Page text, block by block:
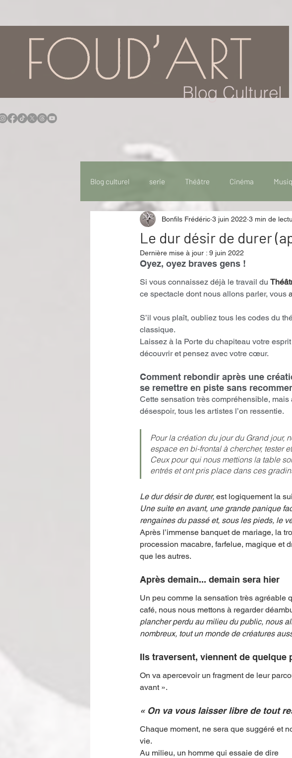
Blog Culturel
Blog culturel serie Théâtre Cinéma
Idées Sorties Idée de voyage
Performance Rire Récompense
Validé par Romane. Spécial Famille
Offre spéciale Annuaire Théâtre - Musée
Le dur désir de durer
Bonfils Frédéric 3 juin 2022 3 min de
Dernière mise à jour : 9 juin 2022
Oyez, oyez braves gens !
Si vous connaissez déjà le travail du
ce spectacle dont nous allons parler, vous
S’il vous plaît, oubliez tous les codes du
classique.
Laissez à la Porte du chapiteau votre
découvrir et pensez avec votre cœur.
Comment rebondir après une
se remettre en piste sans
Cette sensation très compréhensible,
désespoir, tous les artistes l’on ressentie.
Pour la création du jour du Grand jour,
espace en bi-frontal à chercher, tester
Ceux pour qui nous mettions la table
entrés et ont pris place dans ces
Le dur désir de durer, est logiquement la
Une suite en avant, une grande panique
rengaines du passé et, sous les pieds, le
Après l’immense banquet de mariage, la
procession macabre, farfelue, magique et
que les autres.
Après demain... demain sera hier
Un peu comme la sensation très agréable
café, nous nous mettons à regarder
plancher perdu au milieu du public, nous
nombreux, tout un monde de créatures
Ils traversent, viennent de
On va apercevoir un fragment de leur
avant ».
« On va vous laisser libre de tout
Chaque moment, ne sera que suggéré et
vie.
Au milieu, un homme qui essaie de dire